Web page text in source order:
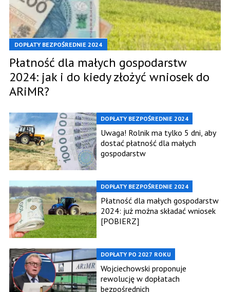
DOPŁATY BEZPOŚREDNIE 2024
Płatność dla małych gospodarstw
2024: jak i do kiedy złożyć wniosek do
ARiMR?
DOPŁATY BEZPOŚREDNIE 2024
Uwaga! Rolnik ma tylko 5 dni, aby
dostać płatność dla małych
gospodarstw
DOPŁATY BEZPOŚREDNIE 2024
Płatność dla małych gospodarstw
2024: już można składać wniosek
[POBIERZ]
DOPŁATY PO 2027 ROKU
Wojciechowski proponuje
rewolucję w dopłatach
bezpośrednich